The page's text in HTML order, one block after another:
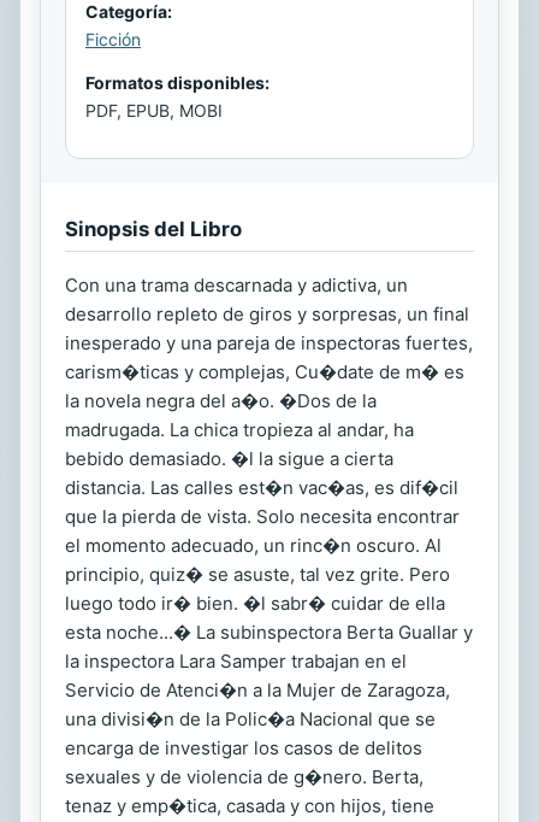
Categoría:
Ficción
Formatos disponibles:
PDF, EPUB, MOBI
Sinopsis del Libro
Con una trama descarnada y adictiva, un
desarrollo repleto de giros y sorpresas, un final
inesperado y una pareja de inspectoras fuertes,
carism�ticas y complejas, Cu�date de m� es
la novela negra del a�o. �Dos de la
madrugada. La chica tropieza al andar, ha
bebido demasiado. �l la sigue a cierta
distancia. Las calles est�n vac�as, es dif�cil
que la pierda de vista. Solo necesita encontrar
el momento adecuado, un rinc�n oscuro. Al
principio, quiz� se asuste, tal vez grite. Pero
luego todo ir� bien. �l sabr� cuidar de ella
esta noche...� La subinspectora Berta Guallar y
la inspectora Lara Samper trabajan en el
Servicio de Atenci�n a la Mujer de Zaragoza,
una divisi�n de la Polic�a Nacional que se
encarga de investigar los casos de delitos
sexuales y de violencia de g�nero. Berta,
tenaz y emp�tica, casada y con hijos, tiene